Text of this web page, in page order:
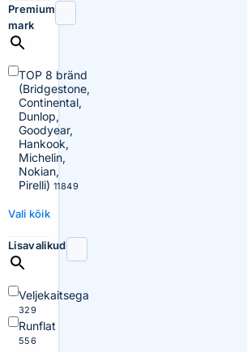
Premium
mark
TOP 8 bränd
(Bridgestone,
Continental,
Dunlop,
Goodyear,
Hankook,
Michelin,
Nokian,
Pirelli) 11849
Vali kõik
Lisavalikud
Veljekaitsega
329
Runflat
556